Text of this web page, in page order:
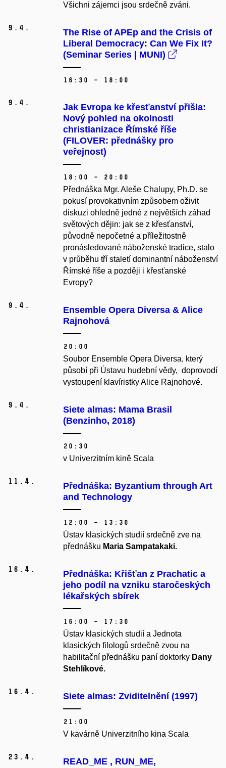
Všichni zájemci jsou srdečně zváni.
9. 4.
The Rise of APEp and the Crisis of
Liberal Democracy: Can We Fix It?
(Seminar Series | MUNI)
16:30 – 18:00
9. 4.
Jak Evropa ke křesťanství přišla:
Nový pohled na okolnosti
christianizace Římské říše
(FILOVER: přednášky pro
veřejnost)
18:00 – 20:00
Přednáška Mgr. Aleše Chalupy, Ph.D. se
pokusí provokativním způsobem oživit
diskuzi ohledně jedné z největších záhad
světových dějin: jak se z křesťanství,
původně nepočetné a příležitostně
pronásledované náboženské tradice, stalo
v průběhu tří staletí dominantní náboženství
Římské říše a později i křesťanské
Evropy?
9. 4.
Ensemble Opera Diversa & Alice
Rajnohová
20:00
Soubor Ensemble Opera Diversa, který
působí při Ústavu hudební vědy, doprovodí
vystoupení klavíristky Alice Rajnohové.
9. 4.
Siete almas: Mama Brasil
(Benzinho, 2018)
20:30
v Univerzitním kině Scala
11. 4.
Přednáška: Byzantium through Art
and Technology
12:00 – 13:30
Ústav klasických studií srdečně zve na
přednášku Maria Sampatakaki.
16. 4.
Přednáška: Křišťan z Prachatic a
jeho podíl na vzniku staročeských
lékařských sbírek
16:00 – 17:30
Ústav klasických studií a Jednota
klasických filologů srdečně zvou na
habilitační přednášku paní doktorky Dany
Stehlíkové.
16. 4. Siete almas: Zviditelnění (1997)
21:00
V kavárně Univerzitního kina Scala
23. 4.
READ_ME , RUN_ME,